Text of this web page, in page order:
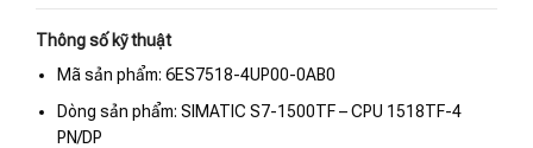
Thông số kỹ thuật
Mã sản phẩm: 6ES7518-4UP00-0AB0
Dòng sản phẩm: SIMATIC S7-1500TF – CPU 1518TF-4
PN/DP